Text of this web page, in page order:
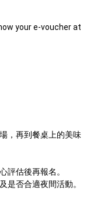
your e-voucher at
，再到餐桌上的美味
評估後再報名。
是否合適夜間活動。